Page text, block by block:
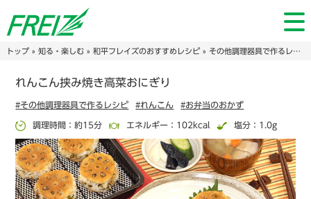
トップ» 知る・楽しむ» 和平フレイズのおすすめレシピ» その他調理器具で作るレシピ
れんこん挟み焼き高菜おにぎり
#その他調理器具で作るレシピ #れんこん #お弁当のおかず
調理時間：約15分 エネルギー：102kcal 塩分：1.0g